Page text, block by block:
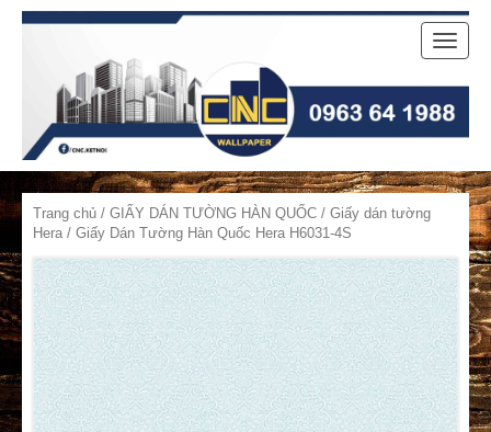
Toggle
Trang chủ / GIẤY DÁN TƯỜNG HÀN QUỐC / Giấy dán tường
Hera / Giấy Dán Tường Hàn Quốc Hera H6031-4S